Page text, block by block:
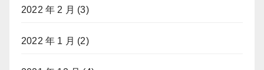
2022 年 2 月 (3)
2022 年 1 月 (2)